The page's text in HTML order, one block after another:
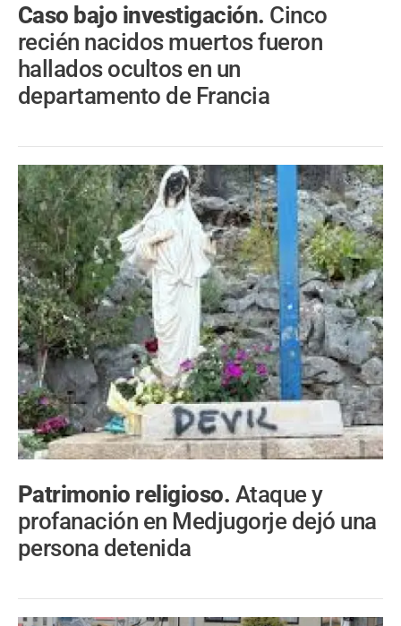
Caso bajo investigación. Cinco
recién nacidos muertos fueron
hallados ocultos en un
departamento de Francia
Patrimonio religioso. Ataque y
profanación en Medjugorje dejó una
persona detenida